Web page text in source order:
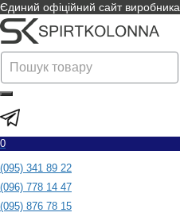
Єдиний офіційний сайт виробника
0
(095) 341 89 22
(096) 778 14 47
(095) 876 78 15